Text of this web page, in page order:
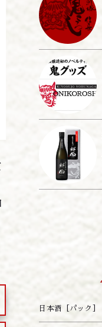
日本酒［パック］